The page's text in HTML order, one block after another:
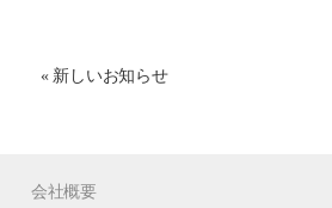
« 新しいお知らせ
会社概要